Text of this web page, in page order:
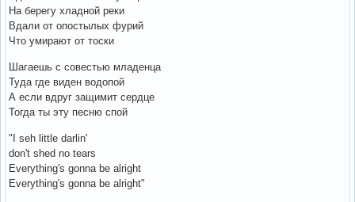
На берегу хладной реки
Вдали от опостылых фурий
Что умирают от тоски
Шагаешь с совестью младенца
Туда где виден водопой
А если вдруг защимит сердце
Тогда ты эту песню спой
"I seh little darlin'
don't shed no tears
Everything's gonna be alright
Everything's gonna be alright"